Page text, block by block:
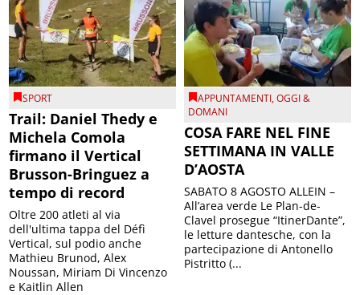
SPORT
Trail: Daniel Thedy e
Michela Comola
firmano il Vertical
Brusson-Bringuez a
tempo di record
Oltre 200 atleti al via
dell'ultima tappa del Défì
Vertical, sul podio anche
Mathieu Brunod, Alex
Noussan, Miriam Di Vincenzo
e Kaitlin Allen
APPUNTAMENTI,OGGI &
DOMANI
COSA FARE NEL FINE
SETTIMANA IN VALLE
D’AOSTA
SABATO 8 AGOSTO ALLEIN –
All’area verde Le Plan-de-
Clavel prosegue “ItinerDante”,
le letture dantesche, con la
partecipazione di Antonello
Pistritto (...